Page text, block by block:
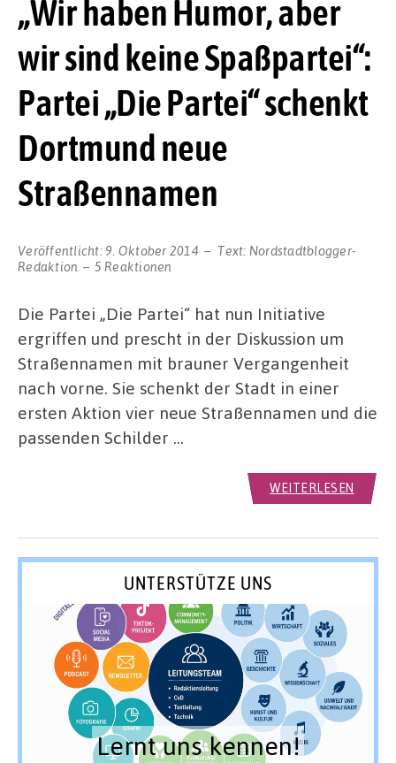
„Wir haben Humor, aber
wir sind keine Spaßpartei“:
Partei „Die Partei“ schenkt
Dortmund neue
Straßennamen
Veröffentlicht: 9. Oktober 2014 Text: Nordstadtblogger-
Redaktion
5 Reaktionen
Die Partei „Die Partei“ hat nun Initiative
ergriffen und prescht in der Diskussion um
Straßennamen mit brauner Vergangenheit
nach vorne. Sie schenkt der Stadt in einer
ersten Aktion vier neue Straßennamen und die
passenden Schilder …
WEITERLESEN
UNTERSTÜTZE UNS
Lernt uns kennen!